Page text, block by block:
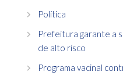
Política
Prefeitura garante a
de alto risco
Programa vacinal